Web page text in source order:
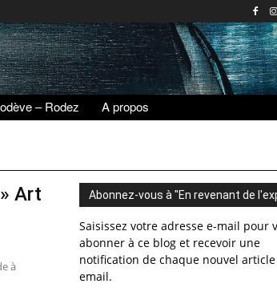
– Rodez A propos
Art
à
Abonnez-vous à "En revenant de
Saisissez votre adresse e-mail pour
abonner à ce blog et recevoir une
notification de chaque nouvel
email.